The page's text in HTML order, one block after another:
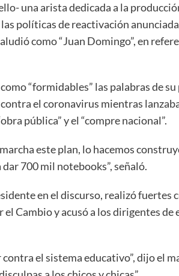
una arista dedicada a la
políticas de reactivación
como “Juan Domingo”, en
“formidables” las palabras de
el coronavirus mientras
pública” y el “compre nacional”.
este plan, lo hacemos
700 mil notebooks”, señaló.
en el discurso, realizó fuertes
Cambio y acusó a los dirigentes de
el sistema educativo”, dijo el